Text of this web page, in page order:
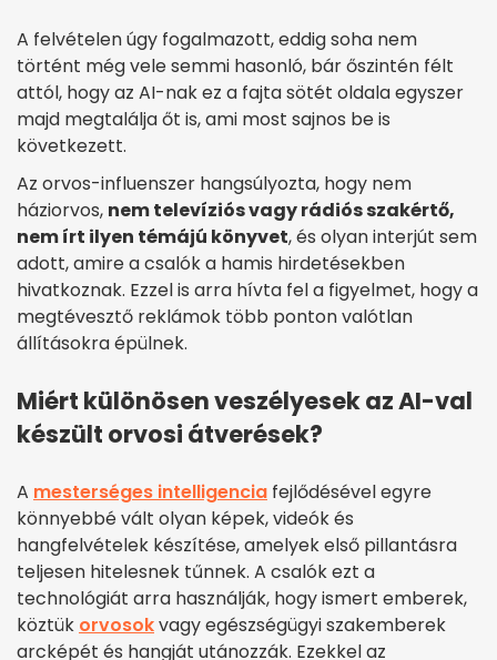
A felvételen úgy fogalmazott, eddig soha nem
történt még vele semmi hasonló, bár őszintén félt
attól, hogy az AI-nak ez a fajta sötét oldala egyszer
majd megtalálja őt is, ami most sajnos be is
következett.
Az orvos-influenszer hangsúlyozta, hogy nem
háziorvos, nem televíziós vagy rádiós szakértő,
nem írt ilyen témájú könyvet, és olyan interjút sem
adott, amire a csalók a hamis hirdetésekben
hivatkoznak. Ezzel is arra hívta fel a figyelmet, hogy a
megtévesztő reklámok több ponton valótlan
állításokra épülnek.
Miért különösen veszélyesek az AI-val
készült orvosi átverések?
A mesterséges intelligencia fejlődésével egyre
könnyebbé vált olyan képek, videók és
hangfelvételek készítése, amelyek első pillantásra
teljesen hitelesnek tűnnek. A csalók ezt a
technológiát arra használják, hogy ismert emberek,
köztük orvosokvagy egészségügyi szakemberek
arcképét és hangját utánozzák. Ezekkel az